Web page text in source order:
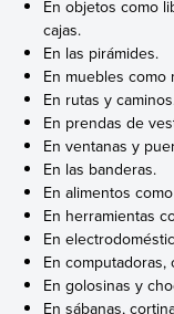
En objetos como
cajas.
En las pirámides.
En muebles como
En rutas y
En prendas de
En ventanas y
En las banderas.
En alimentos
En herramientas
En
En computadoras,
En golosinas y
En sábanas,